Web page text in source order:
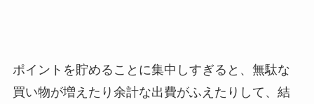
ポイントを貯めることに集中しすぎると、無駄な
買い物が増えたり余計な出費がふえたりして、結